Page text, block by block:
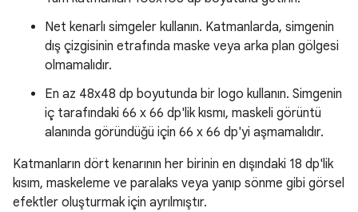
Net kenarlı simgeler kullanın. Katmanlarda, simgenin
dış çizgisinin etrafında maske veya arka plan gölgesi
olmamalıdır.
En az 48x48 dp boyutunda bir logo kullanın. Simgenin
iç tarafındaki 66 x 66 dp'lik kısmı, maskeli görüntü
alanında göründüğü için 66 x 66 dp'yi aşmamalıdır.
Katmanların dört kenarının her birinin en dışındaki 18 dp'lik
kısım, maskeleme ve paralaks veya yanıp sönme gibi görsel
efektler oluşturmak için ayrılmıştır.